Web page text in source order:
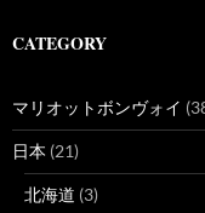
CATEGORY
マリオットボンヴォイ
日本 (21)
北海道 (3)